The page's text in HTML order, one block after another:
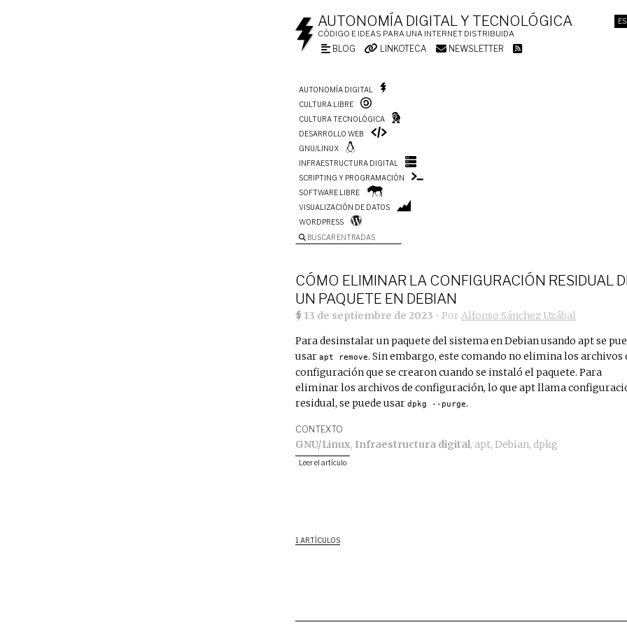
ES
AUTONOMÍA DIGITAL Y TECNOLÓGICA
CÓDIGO E IDEAS PARA UNA INTERNET DISTRIBUIDA
BLOG LINKOTECA NEWSLETTER
AUTONOMÍA DIGITAL
CULTURA LIBRE
CULTURA TECNOLÓGICA
DESARROLLO WEB
GNU/LINUX
INFRAESTRUCTURA DIGITAL
SCRIPTING Y PROGRAMACIÓN
SOFTWARE LIBRE
VISUALIZACIÓN DE DATOS
WORDPRESS
BUSCAR ENTRADAS
CÓMO ELIMINAR LA CONFIGURACIÓN RESIDUAL
UN PAQUETE EN DEBIAN
13 de septiembre de 2023 • Por Alfonso Sánchez Uzábal
Para desinstalar un paquete del sistema en Debian usando apt se
usar apt remove. Sin embargo, este comando no elimina los archivos
configuración que se crearon cuando se instaló el paquete. Para
eliminar los archivos de configuración, lo que apt llama
residual, se puede usar dpkg --purge.
CONTEXTO
GNU/Linux, Infraestructura digital, apt, Debian, dpkg
Leer el artículo
1 ARTÍCULOS